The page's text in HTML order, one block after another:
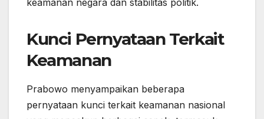
keamanan negara dan stabilitas politik.
Kunci Pernyataan Terkait
Keamanan
Prabowo menyampaikan beberapa
pernyataan kunci terkait keamanan nasional